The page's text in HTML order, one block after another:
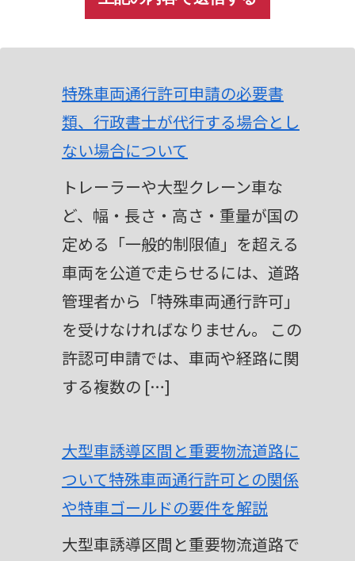
特殊車両通行許可申請の必要書
類、行政書士が代行する場合とし
ない場合について
トレーラーや大型クレーン車な
ど、幅・長さ・高さ・重量が国の
定める「一般的制限値」を超える
車両を公道で走らせるには、道路
管理者から「特殊車両通行許可」
を受けなければなりません。 この
許認可申請では、車両や経路に関
する複数の […]
大型車誘導区間と重要物流道路に
ついて特殊車両通行許可との関係
や特車ゴールドの要件を解説
大型車誘導区間と重要物流道路で